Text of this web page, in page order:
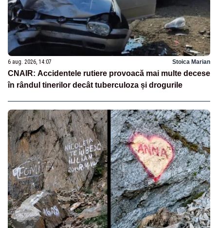
6 aug. 2026, 14:07 Stoica Marian
CNAIR: Accidentele rutiere provoacă mai multe decese
în rândul tinerilor decât tuberculoza și drogurile